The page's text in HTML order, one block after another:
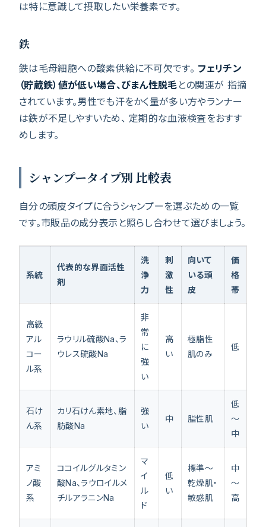
は特に意識して摂取したい栄養素です。
鉄
鉄は毛母細胞への酸素供給に不可欠です。 フェリチン
（貯蔵鉄）値が低い場合、びまん性脱毛 との関連が 指摘
されています。男性でも汗をかく量が多い方やランナー
は鉄が不足しやすいため、 定期的な血液検査をおすす
めします。
シャンプータイプ別 比較表
自分の頭皮タイプに合うシャンプーを選ぶための一覧
です。市販品の成分表示と照らし合わせて選びましょう。
系統
代表的な界面活性
剤
洗
浄
力
刺
激
性
向いて
いる頭
皮
価
格
帯
高級
アル
コー
ル系
ラウリル硫酸Na、ラ
ウレス硫酸Na
非
常
に
強
い
高
い
極脂性
肌のみ
低
石け
ん系
カリ石けん素地、脂
肪酸Na
強
い
中 脂性肌
低
〜
中
アミ
ノ酸
系
ココイルグルタミン
酸Na、ラウロイルメ
チルアラニンNa
マ
イ
ル
ド
低
い
標準〜
乾燥肌・
敏感肌
中
〜
高